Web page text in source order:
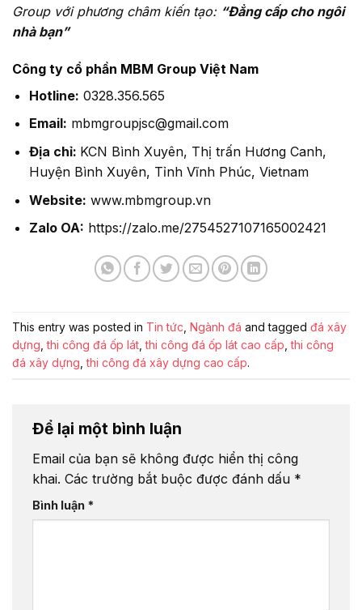
Group với phương châm kiến tạo: “Đẳng cấp cho ngôi
nhà bạn”
Công ty cổ phần MBM Group Việt Nam
Hotline: 0328.356.565
Email: mbmgroupjsc@gmail.com
Địa chỉ: KCN Bình Xuyên, Thị trấn Hương Canh,
Huyện Bình Xuyên, Tỉnh Vĩnh Phúc, Vietnam
Website: www.mbmgroup.vn
Zalo OA: https://zalo.me/2754527107165002421
This entry was posted in Tin tức Ngành đá and tagged đá xây
dựng ,thi công đá ốp lát ,thi công đá ốp lát cao cấp ,thi công
đá xây dựng ,thi công đá xây dựng cao cấp.
Để lại một bình luận
Email của bạn sẽ không được hiển thị công
khai. Các trường bắt buộc được đánh dấu *
Bình luận *